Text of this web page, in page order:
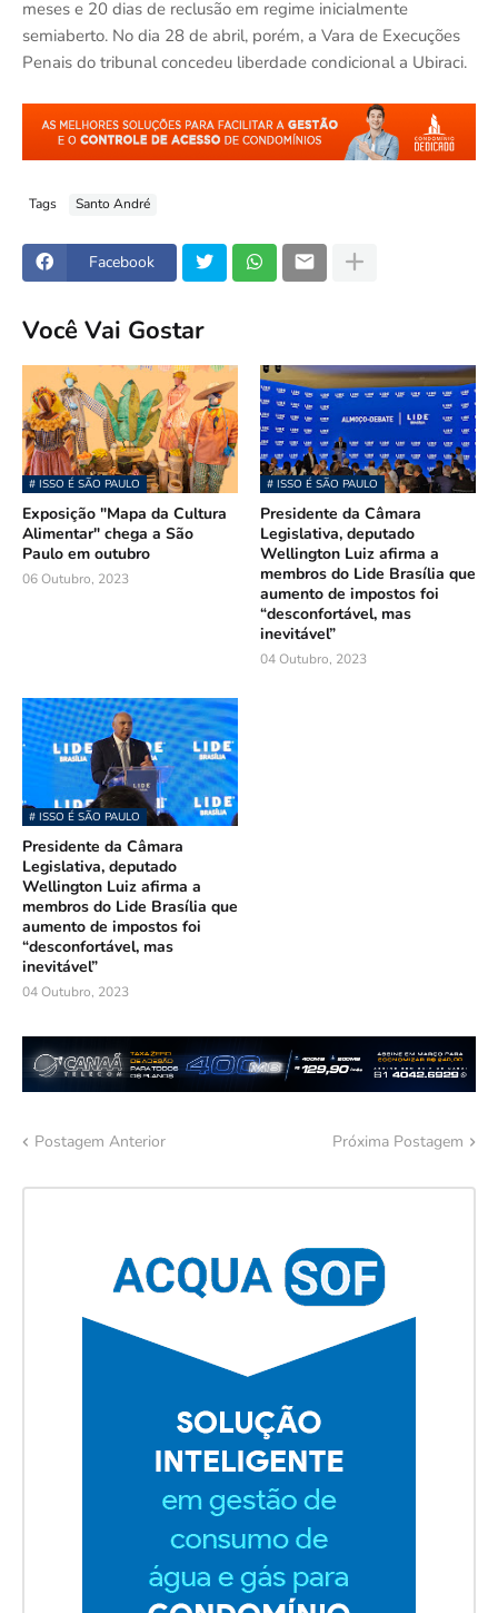
meses e 20 dias de reclusão em regime inicialmente
semiaberto. No dia 28 de abril, porém, a Vara de Execuções
Penais do tribunal concedeu liberdade condicional a Ubiraci.
Tags Santo André
Facebook
Você Vai Gostar
# ISSO É SÃO PAULO
Exposição "Mapa da Cultura
Alimentar" chega a São
Paulo em outubro
06 Outubro, 2023
# ISSO É SÃO PAULO
Presidente da Câmara
Legislativa, deputado
Wellington Luiz afirma a
membros do Lide Brasília que
aumento de impostos foi
“desconfortável, mas
inevitável”
04 Outubro, 2023
# ISSO É SÃO PAULO
Presidente da Câmara
Legislativa, deputado
Wellington Luiz afirma a
membros do Lide Brasília que
aumento de impostos foi
“desconfortável, mas
inevitável”
04 Outubro, 2023
Postagem Anterior Próxima Postagem